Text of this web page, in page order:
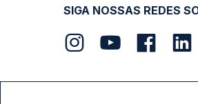
SIGA NOSSAS REDES